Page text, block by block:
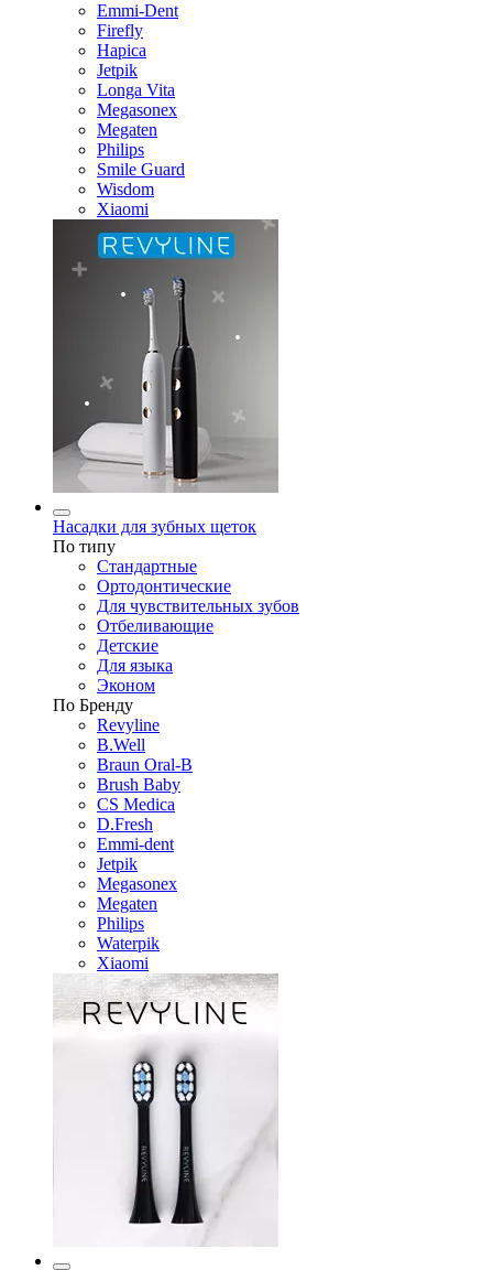
Emmi-Dent
Firefly
Hapica
Jetpik
Longa Vita
Megasonex
Megaten
Philips
Smile Guard
Wisdom
Xiaomi
Насадки для зубных щеток
По типу
Стандартные
Ортодонтические
Для чувствительных зубов
Отбеливающие
Детские
Для языка
Эконом
По Бренду
Revyline
B.Well
Braun Oral-B
Brush Baby
CS Medica
D.Fresh
Emmi-dent
Jetpik
Megasonex
Megaten
Philips
Waterpik
Xiaomi